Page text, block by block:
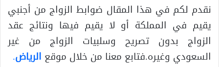
نقدم لكم في هذا المقال ضوابط الزواج من أجنبي
يقيم في المملكة أو لا يقيم فيها ونتائج عقد
الزواج بدون تصريح وسلبيات الزواج من غير
السعودي وغيره.فتابع معنا من خلال موقع الرياض.